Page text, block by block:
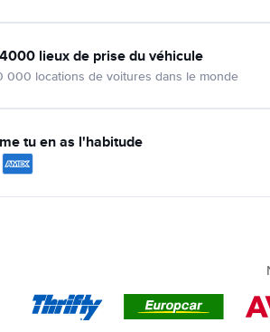
lieux de prise du véhicule
000 locations de voitures dans le monde
tu en as l'habitude